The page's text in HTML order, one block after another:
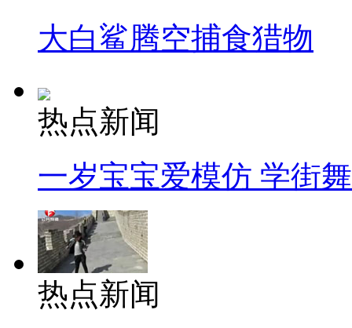
大白鲨腾空捕食猎物
热点新闻
一岁宝宝爱模仿 学街
热点新闻